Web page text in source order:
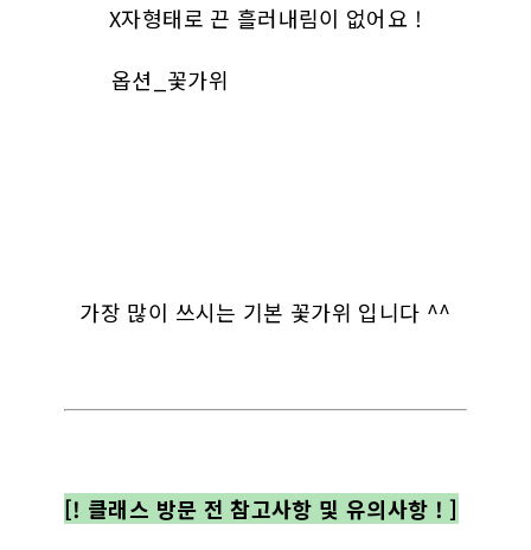
X자형태로 끈 흘러내림이 없어요 !
옵션_꽃가위
가장 많이 쓰시는 기본 꽃가위 입니다 ^^
[! 클래스 방문 전참고사항 및 유의사항 !]